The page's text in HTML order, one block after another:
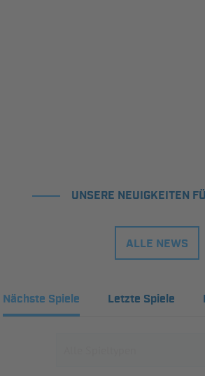
UNSERE NEUIGKEITEN
ALLE NEWS
Nächste Spiele Letzte Spiele